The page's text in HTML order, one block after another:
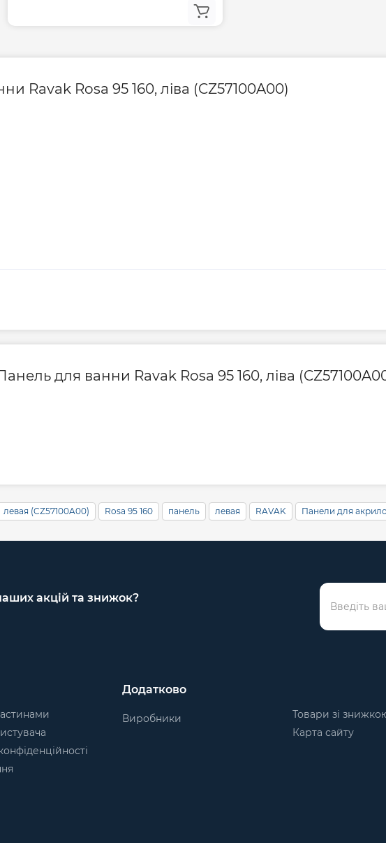
Ravak Rosa 95 160, ліва (CZ57100A00)
для ванни Ravak Rosa 95 160, ліва
левая (CZ57100A00) Rosa 95 160 панель левая RAVAK Панели для
акцій та знижок?
Додатково
Виробники
Товари зі
Карта сайту